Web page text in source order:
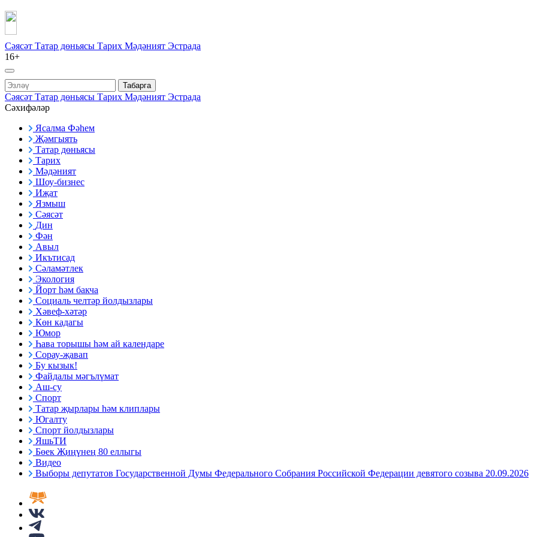
Сәясәт Татар дөньясы Тарих Мәдәният Эстрада
16+
Табарга
Сәясәт Татар дөньясы Тарих Мәдәният Эстрада
Сәхифәләр
Ясалма Фәһем
Җәмгыять
Татар дөньясы
Тарих
Мәдәният
Шоу-бизнес
Иҗат
Язмыш
Сәясәт
Дин
Фән
Авыл
Икътисад
Сәламәтлек
Экология
Йорт һәм бакча
Социаль челтәр йолдызлары
Хәвеф-хәтәр
Көн кадагы
Юмор
Һава торышы һәм ай календаре
Сорау-җавап
Бу кызык!
Файдалы мәгълүмат
Аш-су
Спорт
Татар җырлары һәм клиплары
Югалту
Спорт йолдызлары
ЯшьТИ
Бөек Җиңүнең 80 еллыгы
Видео
Выборы депутатов Государственной Думы Федерального Собрания Российской Федерации девятого созыва 20.09.2026